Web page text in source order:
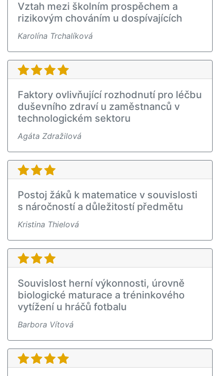
Vztah mezi školním prospěchem a
rizikovým chováním u dospívajících
Karolína Trchalíková
Faktory ovlivňující rozhodnutí pro léčbu
duševního zdraví u zaměstnanců v
technologickém sektoru
Agáta Zdražilová
Postoj žáků k matematice v souvislosti
s náročností a důležitostí předmětu
Kristina Thielová
Souvislost herní výkonnosti, úrovně
biologické maturace a tréninkového
vytížení u hráčů fotbalu
Barbora Vítová